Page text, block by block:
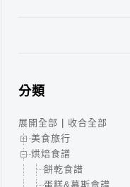
分類
展開全部
收合全部
美食旅行
烘焙食譜
餅乾食譜
蛋糕&慕斯食譜